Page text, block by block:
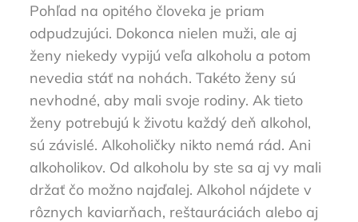
Pohľad na opitého človeka je priam
odpudzujúci. Dokonca nielen muži, ale aj
ženy niekedy vypijú veľa alkoholu a potom
nevedia stáť na nohách. Takéto ženy sú
nevhodné, aby mali svoje rodiny. Ak tieto
ženy potrebujú k životu každý deň alkohol,
sú závislé. Alkoholičky nikto nemá rád. Ani
alkoholikov. Od alkoholu by ste sa aj vy mali
držať čo možno najďalej. Alkohol nájdete v
rôznych kaviarňach, reštauráciách alebo aj